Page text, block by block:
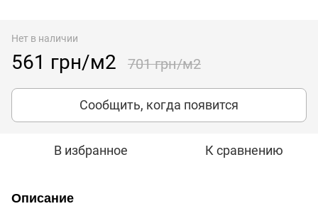
Нет в наличии
561 грн/м2 701 грн/м2
Сообщить, когда появится
В избранное К сравнению
Описание